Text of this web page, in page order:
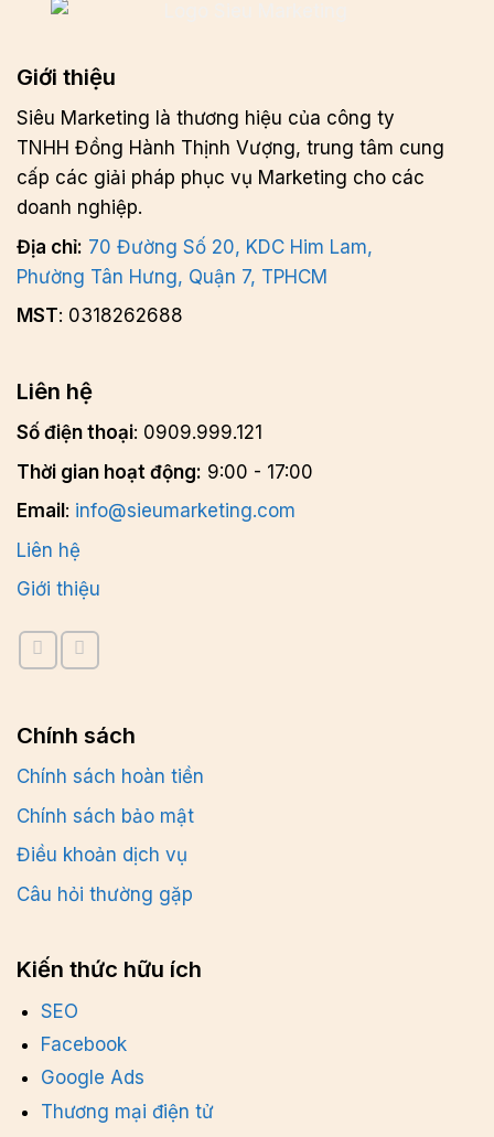
Giới thiệu
Siêu Marketing là thương hiệu của công ty
TNHH Đồng Hành Thịnh Vượng, trung tâm cung
cấp các giải pháp phục vụ Marketing cho các
doanh nghiệp.
Địa chỉ: 70 Đường Số 20, KDC Him Lam,
Phường Tân Hưng, Quận 7, TPHCM
MST: 0318262688
Liên hệ
Số điện thoại: 0909.999.121
Thời gian hoạt động: 9:00 - 17:00
Email : info@sieumarketing.com
Liên hệ
Giới thiệu
Chính sách
Chính sách hoàn tiền
Chính sách bảo mật
Điều khoản dịch vụ
Câu hỏi thường gặp
Kiến thức hữu ích
SEO
Facebook
Google Ads
Thương mại điện tử